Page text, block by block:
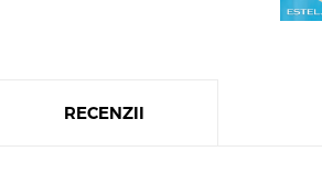
RECENZII